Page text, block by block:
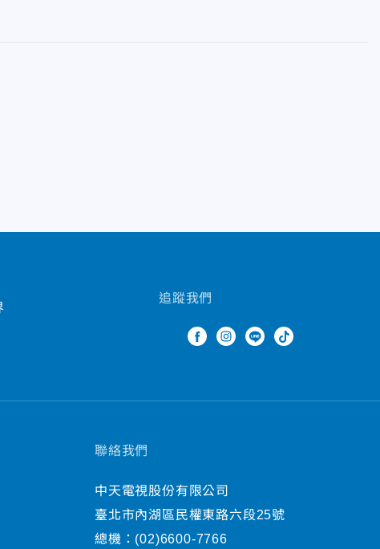
追蹤我們
聯絡我們
中天電視股份有限公司
臺北市內湖區民權東路六段25號
總機： (02)6600-7766